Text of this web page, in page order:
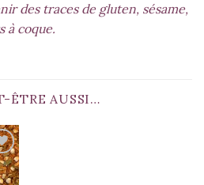
des traces de gluten, sésame,
à coque.
ÊTRE AUSSI…